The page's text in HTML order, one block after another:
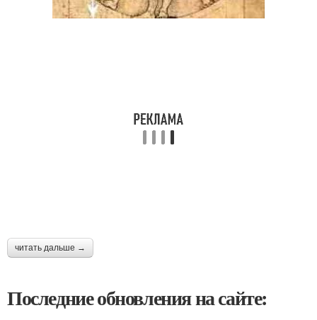
читать дальше →
Последние обновления на сайте: